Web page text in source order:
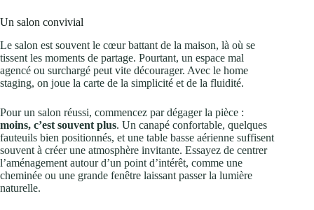
Un salon convivial
Le salon est souvent le cœur battant de la maison, là où se
tissent les moments de partage. Pourtant, un espace mal
agencé ou surchargé peut vite décourager. Avec le home
staging, on joue la carte de la simplicité et de la fluidité.
Pour un salon réussi, commencez par dégager la pièce :
moins, c’est souvent plus. Un canapé confortable, quelques
fauteuils bien positionnés, et une table basse aérienne suffisent
souvent à créer une atmosphère invitante. Essayez de centrer
l’aménagement autour d’un point d’intérêt, comme une
cheminée ou une grande fenêtre laissant passer la lumière
naturelle.